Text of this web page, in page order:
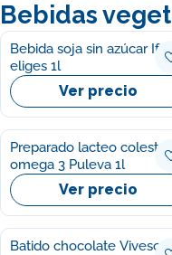
Bebidas
Bebida soja sin azúcar Ifa
eliges 1l
Ver precio
Preparado lacteo
omega 3 Puleva 1l
Ver precio
Batido chocolate Vivesoy